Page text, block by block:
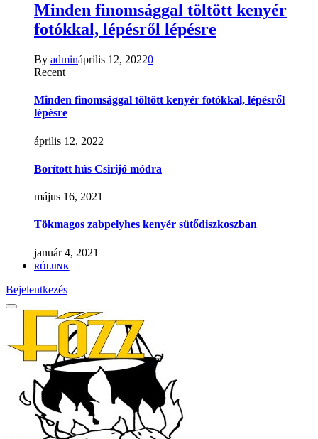
Minden finomsággal töltött kenyér
fotókkal, lépésről lépésre
By admináprilis 12, 20220
Recent
Minden finomsággal töltött kenyér fotókkal, lépésről
lépésre
április 12, 2022
Borított hús Csirijó módra
május 16, 2021
Tökmagos zabpelyhes kenyér sütődiszkoszban
január 4, 2021
RÓLUNK
Bejelentkezés